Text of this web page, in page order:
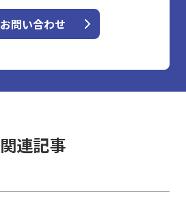
お問い合わせ
関連記事